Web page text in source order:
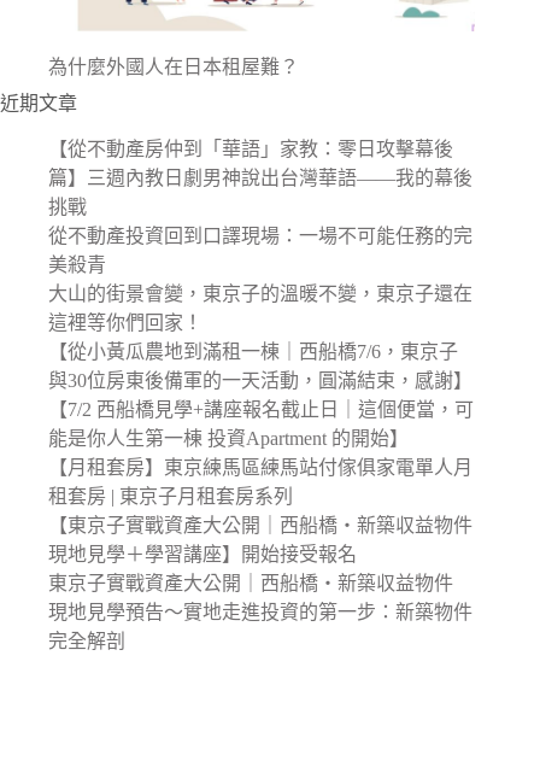
為什麼外國人在日本租屋難？
近期文章
【從不動產房仲到「華語」家教：零日攻擊幕後
篇】三週內教日劇男神說出台灣華語——我的幕後
挑戰
從不動產投資回到口譯現場：一場不可能任務的完
美殺青
大山的街景會變，東京子的溫暖不變，東京子還在
這裡等你們回家！
【從小黃瓜農地到滿租一棟｜西船橋7/6，東京子
與30位房東後備軍的一天活動，圓滿結束，感謝】
【7/2 西船橋見學+講座報名截止日｜這個便當，可
能是你人生第一棟 投資Apartment 的開始】
【月租套房】東京練馬區練馬站付傢俱家電單人月
租套房 | 東京子月租套房系列
【東京子實戰資產大公開｜西船橋・新築収益物件
現地見學＋學習講座】開始接受報名
東京子實戰資產大公開｜西船橋・新築収益物件
現地見學預告〜實地走進投資的第一步：新築物件
完全解剖